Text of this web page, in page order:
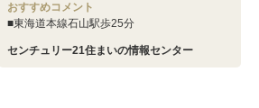
おすすめコメント
■東海道本線石山駅歩25分
センチュリー21住まいの情報センター